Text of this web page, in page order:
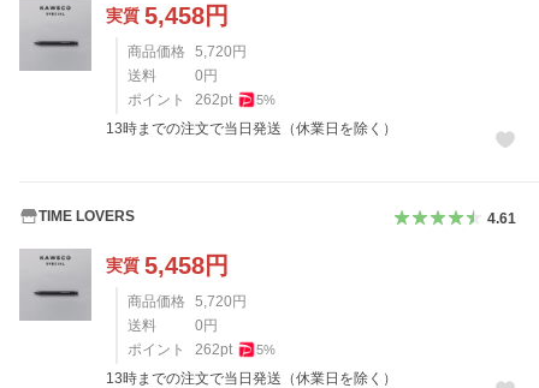
実質 5,458円
商品価格 5,720円
送料
0円
ポイント
262pt 5%
13時までの注文で当日発送（休業日を除く）
TIME LOVERS 4.61
実質 5,458円
商品価格 5,720円
送料
0円
ポイント
262pt 5%
13時までの注文で当日発送（休業日を除く）